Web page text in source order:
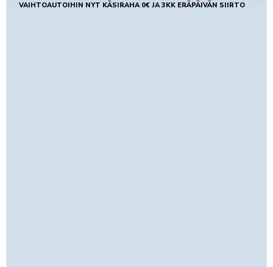
VAIHTOAUTOIHIN NYT KÄSIRAHA 0€ JA 3KK ERÄPÄIVÄN SIIRTO